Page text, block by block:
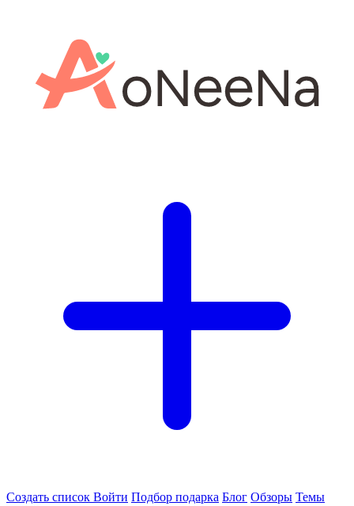
Создать список Войти Подбор подарка Блог Обзоры Темы